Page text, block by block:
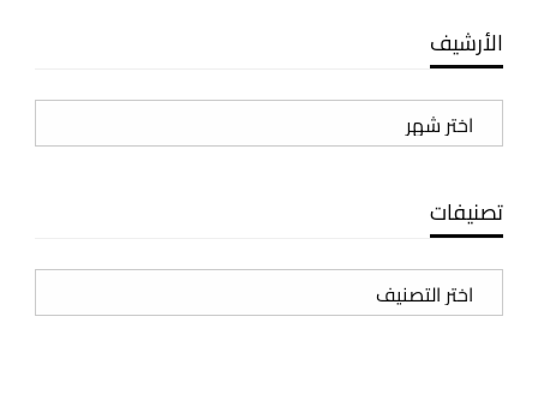
الأرشيف
الأرشيف
تصنيفات
تصنيفات